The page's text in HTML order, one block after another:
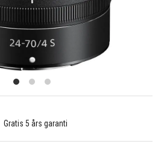
Gratis 5 års garanti